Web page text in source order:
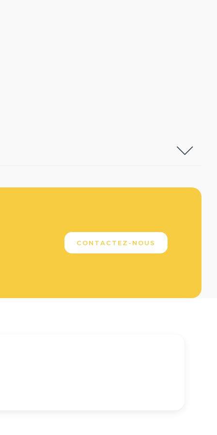
CONTACTEZ-NOUS